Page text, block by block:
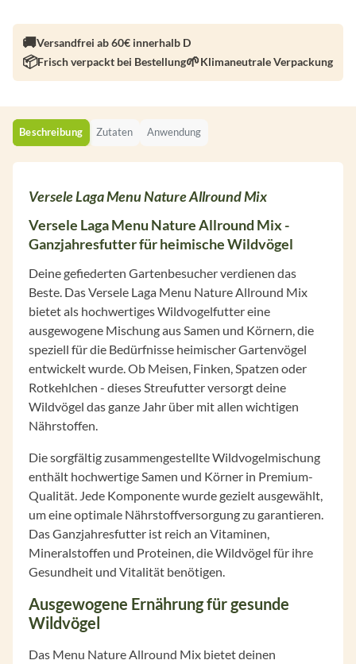
Versandfrei ab 60€ innerhalb D
Frisch verpackt bei Bestellung
Klimaneutrale Verpackung
Beschreibung Zutaten Anwendung
Versele Laga Menu Nature Allround Mix
Versele Laga Menu Nature Allround Mix -
Ganzjahresfutter für heimische Wildvögel
Deine gefiederten Gartenbesucher verdienen das
Beste. Das Versele Laga Menu Nature Allround Mix
bietet als hochwertiges Wildvogelfutter eine
ausgewogene Mischung aus Samen und Körnern, die
speziell für die Bedürfnisse heimischer Gartenvögel
entwickelt wurde. Ob Meisen, Finken, Spatzen oder
Rotkehlchen - dieses Streufutter versorgt deine
Wildvögel das ganze Jahr über mit allen wichtigen
Nährstoffen.
Die sorgfältig zusammengestellte Wildvogelmischung
enthält hochwertige Samen und Körner in Premium-
Qualität. Jede Komponente wurde gezielt ausgewählt,
um eine optimale Nährstoffversorgung zu garantieren.
Das Ganzjahresfutter ist reich an Vitaminen,
Mineralstoffen und Proteinen, die Wildvögel für ihre
Gesundheit und Vitalität benötigen.
Ausgewogene Ernährung für gesunde
Wildvögel
Das Menu Nature Allround Mix bietet deinen